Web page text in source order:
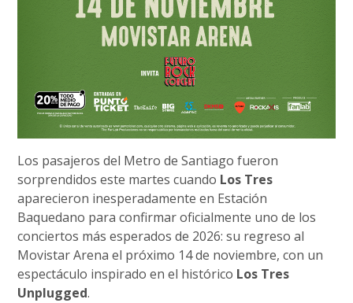
Los pasajeros del Metro de Santiago fueron
sorprendidos este martes cuando Los Tres
aparecieron inesperadamente en Estación
Baquedano para confirmar oficialmente uno de los
conciertos más esperados de 2026: su regreso al
Movistar Arena el próximo 14 de noviembre, con un
espectáculo inspirado en el histórico Los Tres
Unplugged.